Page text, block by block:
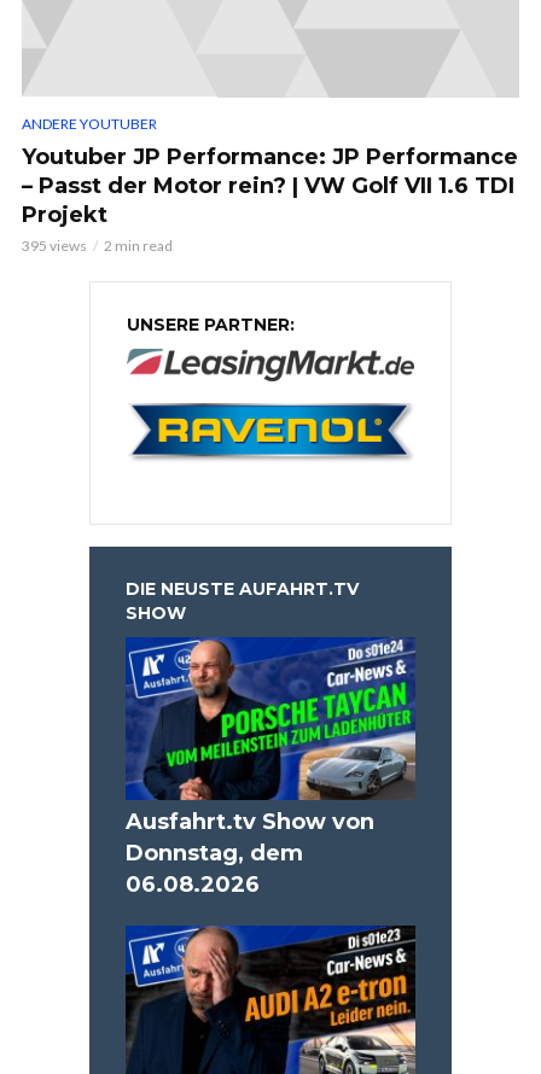
ANDERE YOUTUBER
Youtuber JP Performance: JP Performance
– Passt der Motor rein? | VW Golf VII 1.6 TDI
Projekt
395 views 2 min read
UNSERE PARTNER:
DIE NEUSTE AUFAHRT.TV
SHOW
Ausfahrt.tv Show von
Donnstag, dem
06.08.2026